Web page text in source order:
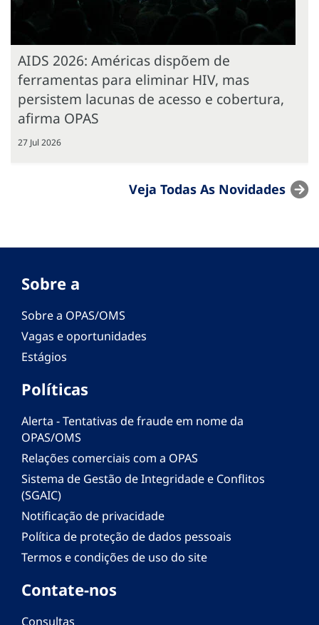
AIDS 2026: Américas dispõem de
ferramentas para eliminar HIV, mas
persistem lacunas de acesso e cobertura,
afirma OPAS
27 Jul 2026
Veja Todas As Novidades
Sobre a
Sobre a OPAS/OMS
Vagas e oportunidades
Estágios
Políticas
Alerta - Tentativas de fraude em nome da
OPAS/OMS
Relações comerciais com a OPAS
Sistema de Gestão de Integridade e Conflitos
(SGAIC)
Notificação de privacidade
Política de proteção de dados pessoais
Termos e condições de uso do site
Contate-nos
Consultas